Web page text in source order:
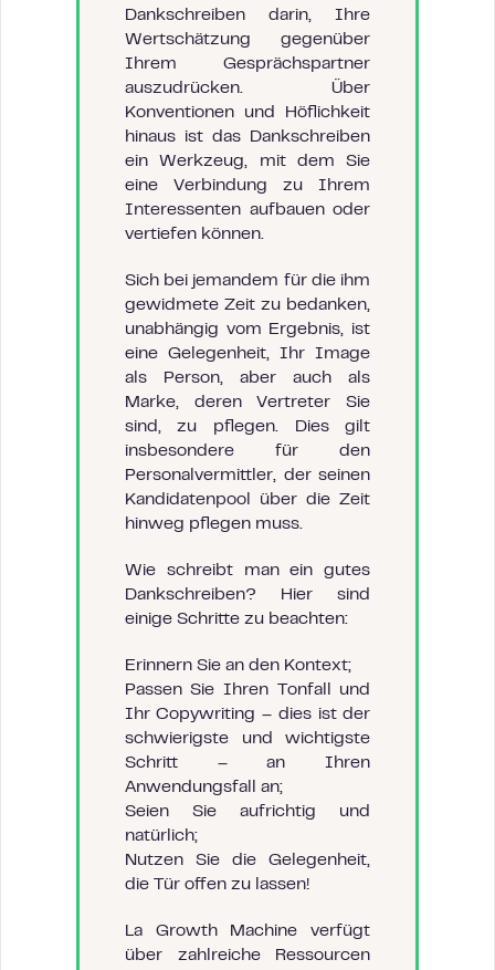
Dankschreiben darin, Ihre
Wertschätzung gegenüber
Ihrem Gesprächspartner
auszudrücken. Über
Konventionen und Höflichkeit
hinaus ist das Dankschreiben
ein Werkzeug, mit dem Sie
eine Verbindung zu Ihrem
Interessenten aufbauen oder
vertiefen können.
Sich bei jemandem für die ihm
gewidmete Zeit zu bedanken,
unabhängig vom Ergebnis, ist
eine Gelegenheit, Ihr Image
als Person, aber auch als
Marke, deren Vertreter Sie
sind, zu pflegen. Dies gilt
insbesondere für den
Personalvermittler, der seinen
Kandidatenpool über die Zeit
hinweg pflegen muss.
Wie schreibt man ein gutes
Dankschreiben? Hier sind
einige Schritte zu beachten:
Erinnern Sie an den Kontext;
Passen Sie Ihren Tonfall und
Ihr Copywriting – dies ist der
schwierigste und wichtigste
Schritt – an Ihren
Anwendungsfall an;
Seien Sie aufrichtig und
natürlich;
Nutzen Sie die Gelegenheit,
die Tür offen zu lassen!
La Growth Machine verfügt
über zahlreiche Ressourcen